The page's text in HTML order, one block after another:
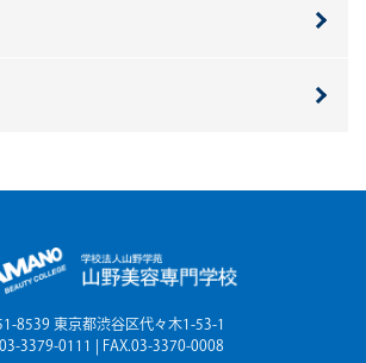
8539 東京都渋谷区代々木1-53-1
3379-0111 | FAX.03-3370-0008